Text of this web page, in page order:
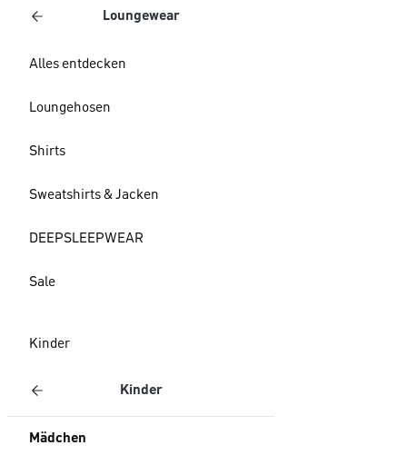
Loungewear
Alles entdecken
Loungehosen
Shirts
Sweatshirts & Jacken
DEEPSLEEPWEAR
Sale
Kinder
Kinder
Mädchen